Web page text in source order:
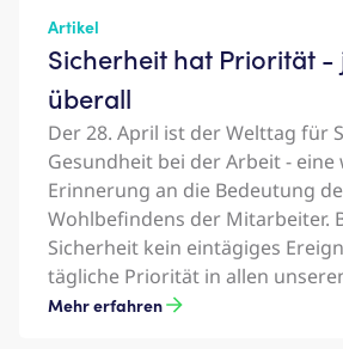
Artikel
Sicherheit hat Priorität -
überall
Der 28. April ist der Welttag für
Gesundheit bei der Arbeit -
Erinnerung an die Bedeutung
Wohlbefindens der Mitarbeiter.
Sicherheit kein eintägiges
tägliche Priorität in allen
Mehr erfahren